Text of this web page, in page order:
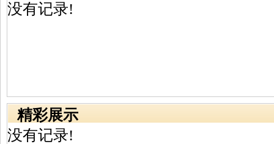
没有记录!
精彩展示
没有记录!